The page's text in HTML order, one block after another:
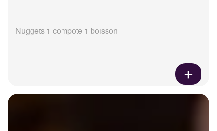
Nuggets 1 compote 1 boisson